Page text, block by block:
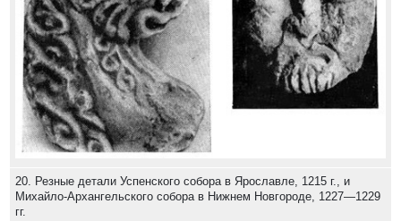
20. Резные детали Успенского собора в Ярославле, 1215 г., и
Михайло-Архангельского собора в Нижнем Новгороде, 1227—1229
гг.